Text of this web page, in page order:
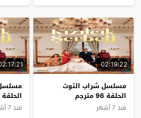
02:19:22
مسلسل شراب التوت
الحلقة 96 مترجم
منذ 7 أشهر
الحلقة 95 مترجم
منذ 7 أشهر